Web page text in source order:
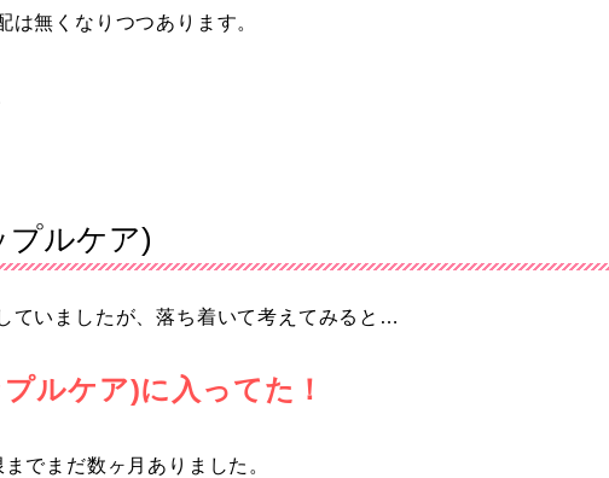
は無くなりつつあります。
プルケア)
ていましたが、落ち着いて考えてみると…
ルケア)に入ってた！
でまだ数ヶ月ありました。